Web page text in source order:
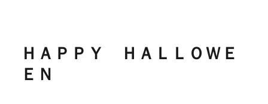
ＨＡＰＰＹ ＨＡＬＬＯＷＥ
ＥＮ